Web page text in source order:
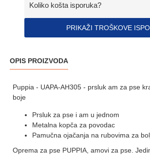
Koliko košta isporuka?
PRIKAŽI TROŠKOVE
OPIS PROIZVODA
Puppia - UAPA-AH305 - prsluk am za pse
boje
Prsluk za pse i am u jednom
Metalna kopča za povodac
Pamučna ojačanja na rubovima za
Oprema za pse PUPPIA, amovi za pse.